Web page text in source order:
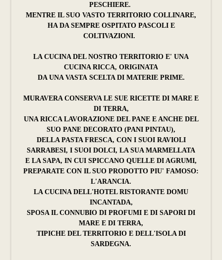
PESCHIERE.
MENTRE IL SUO VASTO TERRITORIO COLLINARE,
HA DA SEMPRE OSPITATO PASCOLI E
COLTIVAZIONI.
LA CUCINA DEL NOSTRO TERRITORIO E' UNA
CUCINA RICCA, ORIGINATA
DA UNA VASTA SCELTA DI MATERIE PRIME.
MURAVERA CONSERVA LE SUE RICETTE DI MARE E
DI TERRA,
UNA RICCA LAVORAZIONE DEL PANE E ANCHE DEL
SUO PANE DECORATO (PANI PINTAU),
DELLA PASTA FRESCA, CON I SUOI RAVIOLI
SARRABESI, I SUOI DOLCI, LA SUA MARMELLATA
E LA SAPA, IN CUI SPICCANO QUELLE DI AGRUMI,
PREPARATE CON IL SUO PRODOTTO PIU' FAMOSO:
L'ARANCIA.
LA CUCINA DELL'HOTEL RISTORANTE DOMU
INCANTADA,
SPOSA IL CONNUBIO DI PROFUMI E DI SAPORI DI
MARE E DI TERRA,
TIPICHE DEL TERRITORIO E DELL'ISOLA DI
SARDEGNA.